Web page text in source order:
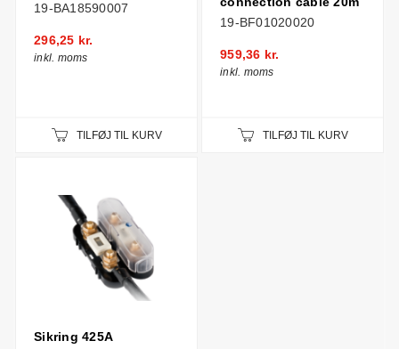
19-BA18590007
296,25 kr.
inkl. moms
TILFØJ TIL KURV
19-BF01020020
959,36 kr.
inkl. moms
TILFØJ TIL KURV
Sikring 425A